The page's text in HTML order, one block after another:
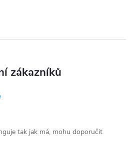
zákazníků
tak jak má, mohu doporučit